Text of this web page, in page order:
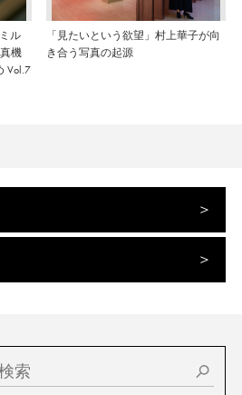
ル
機
Vol.7
「見たいという欲望」村上華子が向
き合う写真の起源